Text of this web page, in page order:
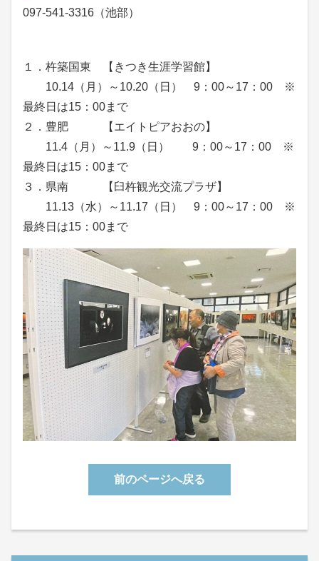
097-541-3316（池部）
１．杵築国東 【きつき生涯学習館】
10.14（月）～10.20（日） 9：00～17：00 ※
最終日は15：00まで
２．豊肥 【エイトピアおおの】
11.4（月）～11.9（日） 9：00～17：00 ※
最終日は15：00まで
３．県南 【臼杵観光交流プラザ】
11.13（水）～11.17（日） 9：00～17：00 ※
最終日は15：00まで
前のページへ戻る